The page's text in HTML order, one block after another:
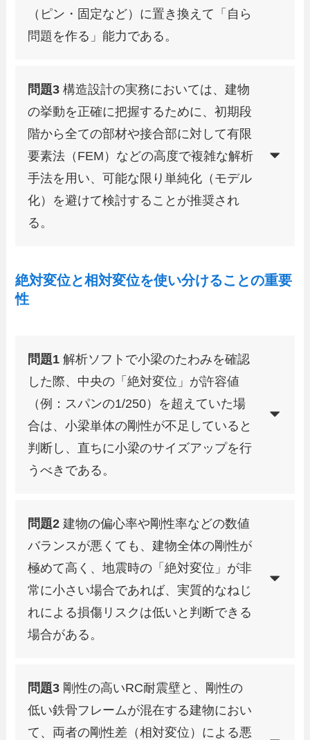
（ピン・固定など）に置き換えて「自ら
問題を作る」能力である。
問題3 構造設計の実務においては、建物
の挙動を正確に把握するために、初期段
階から全ての部材や接合部に対して有限
要素法（FEM）などの高度で複雑な解析
手法を用い、可能な限り単純化（モデル
化）を避けて検討することが推奨され
る。
絶対変位と相対変位を使い分けることの重要
性
問題1解析ソフトで小梁のたわみを確認
した際、中央の「絶対変位」が許容値
（例：スパンの1/250）を超えていた場
合は、小梁単体の剛性が不足していると
判断し、直ちに小梁のサイズアップを行
うべきである。
問題2 建物の偏心率や剛性率などの数値
バランスが悪くても、建物全体の剛性が
極めて高く、地震時の「絶対変位」が非
常に小さい場合であれば、実質的なねじ
れによる損傷リスクは低いと判断できる
場合がある。
問題3 剛性の高いRC耐震壁と、剛性の
低い鉄骨フレームが混在する建物におい
て、両者の剛性差（相対変位）による悪